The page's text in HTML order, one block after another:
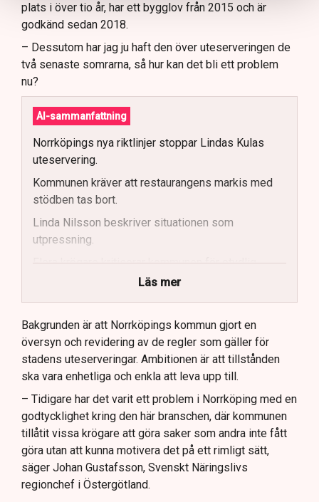
plats i över tio år, har ett bygglov från 2015 och är
godkänd sedan 2018.
– Dessutom har jag ju haft den över uteserveringen de
två senaste somrarna, så hur kan det bli ett problem
nu?
AI-sammanfattning
Norrköpings nya riktlinjer stoppar Lindas Kulas
uteservering.
Kommunen kräver att restaurangens markis med
stödben tas bort.
Linda Nilsson beskriver situationen som
utpressning.
Flera krögare kritiserar kommunen för otydlig
Kommunen vill skapa enhetliga regler för
uteserveringar.
Lindas Kula ställer in uteserveringen för
sommaren.
Läs mer
Bakgrunden är att Norrköpings kommun gjort en
översyn och revidering av de regler som gäller för
stadens uteserveringar. Ambitionen är att tillstånden
ska vara enhetliga och enkla att leva upp till.
– Tidigare har det varit ett problem i Norrköping med en
godtycklighet kring den här branschen, där kommunen
tillåtit vissa krögare att göra saker som andra inte fått
göra utan att kunna motivera det på ett rimligt sätt,
säger Johan Gustafsson, Svenskt Näringslivs
regionchef i Östergötland.